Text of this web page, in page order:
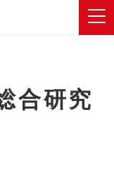
合研究